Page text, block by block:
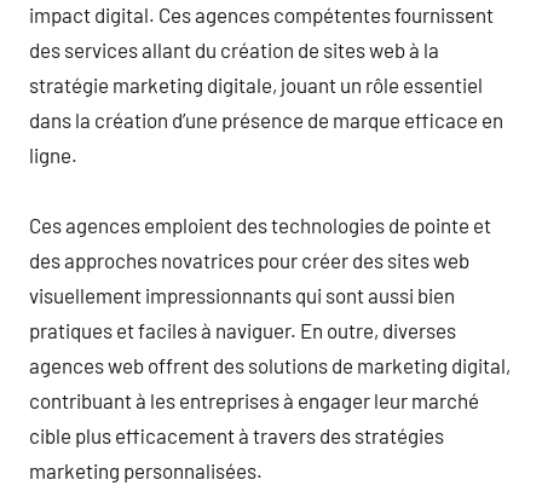
impact digital. Ces agences compétentes fournissent
des services allant du création de sites web à la
stratégie marketing digitale, jouant un rôle essentiel
dans la création d’une présence de marque efficace en
ligne.
Ces agences emploient des technologies de pointe et
des approches novatrices pour créer des sites web
visuellement impressionnants qui sont aussi bien
pratiques et faciles à naviguer. En outre, diverses
agences web offrent des solutions de marketing digital,
contribuant à les entreprises à engager leur marché
cible plus efficacement à travers des stratégies
marketing personnalisées.